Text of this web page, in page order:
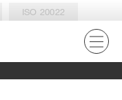
ISO 20022